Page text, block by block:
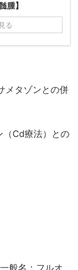
腫】
る
メタゾンとの併
（Cd療法）との